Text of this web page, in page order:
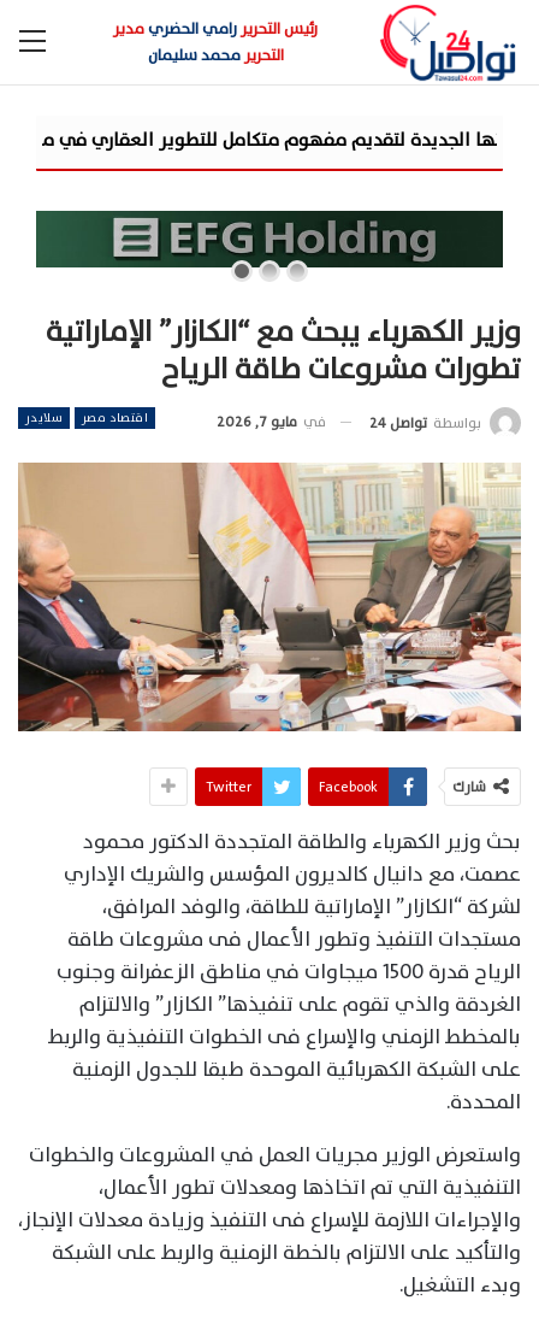
رئيس التحريررامي الحضريمدير
التحريرمحمد سليمان
شركة «AIG» تتعاون مع «CSCEC الصينية» بمشروع «AI Tower» بأعلى المعايير العالمية
وزير الكهرباء يبحث مع “الكازار” الإماراتية
تطورات مشروعات طاقة الرياح
اقتصاد مصر سلايدر بواسطة تواصل 24 في مايو 7, 2026
شارك Facebook
Twitter
بحث وزير الكهرباء والطاقة المتجددة الدكتور محمود
عصمت، مع دانيال كالديرون المؤسس والشريك الإداري
لشركة “الكازار” الإماراتية للطاقة، والوفد المرافق،
مستجدات التنفيذ وتطور الأعمال فى مشروعات طاقة
الرياح قدرة 1500 ميجاوات في مناطق الزعفرانة وجنوب
الغردقة والذي تقوم على تنفيذها” الكازار” والالتزام
بالمخطط الزمني والإسراع فى الخطوات التنفيذية والربط
على الشبكة الكهربائية الموحدة طبقا للجدول الزمنية
المحددة.
واستعرض الوزير مجريات العمل في المشروعات والخطوات
التنفيذية التي تم اتخاذها ومعدلات تطور الأعمال،
والإجراءات اللازمة للإسراع فى التنفيذ وزيادة معدلات الإنجاز،
والتأكيد على الالتزام بالخطة الزمنية والربط على الشبكة
وبدء التشغيل.